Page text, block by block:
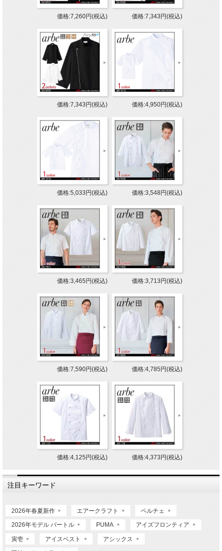
価格:7,260円(税込) 価格:7,343円(税込)
価格:7,343円(税込) 価格:4,950円(税込)
価格:5,033円(税込) 価格:3,548円(税込)
価格:3,465円(税込) 価格:3,713円(税込)
価格:7,590円(税込) 価格:4,785円(税込)
価格:4,125円(税込) 価格:4,373円(税込)
注目キーワード
2026年春夏新作 エアークラフト ペルチェ
2026年モデル バートル PUMA アイズフロンティア
寅壱 アイスベスト アシックス